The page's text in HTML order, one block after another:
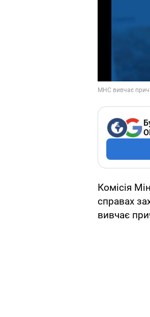
Комісія
справах
вивчає